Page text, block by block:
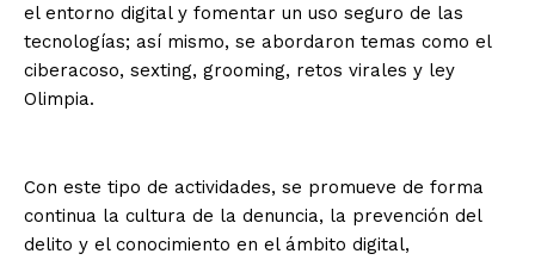
el entorno digital y fomentar un uso seguro de las
tecnologías; así mismo, se abordaron temas como el
ciberacoso, sexting, grooming, retos virales y ley
Olimpia.
Con este tipo de actividades, se promueve de forma
continua la cultura de la denuncia, la prevención del
delito y el conocimiento en el ámbito digital,